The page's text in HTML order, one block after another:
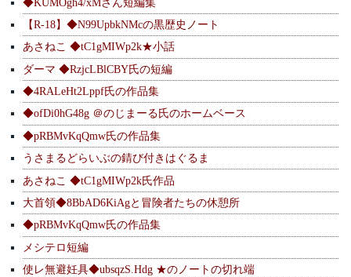
【R-18】◆N99UpbkNMcの黒歴史ノート
あさねこ ◆tC1gMIWp2k★小話
ダーマ ◆RzjcLBlCBY氏の短編
◆4RALeHt2Lppf氏の作品集
◆ofDi0hG48g ＠のじまーる氏のホームベース
◆pRBMvKqQmw氏の作品集
うさまるどらいぶの錆び付きはぐるま
あさねこ ◆tC1gMIWp2k氏作品
大首領◆8BbAD6KiAgと冒険者たちの休憩所
◆pRBMvKqQmw氏の作品集
メシテロ短編
使レ無避妊具◆ubsqzS.Hdg ★のノートの切れ端